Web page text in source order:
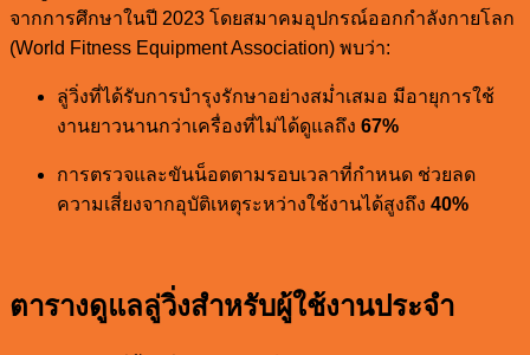
จากการศึกษาในปี 2023 โดยสมาคมอุปกรณ์ออกกำลังกายโลก
(World Fitness Equipment Association) พบว่า:
ลู่วิ่งที่ได้รับการบำรุงรักษาอย่างสม่ำเสมอ มีอายุการใช้
งานยาวนานกว่าเครื่องที่ไม่ได้ดูแลถึง 67%
การตรวจและขันน็อตตามรอบเวลาที่กำหนด ช่วยลด
ความเสี่ยงจากอุบัติเหตุระหว่างใช้งานได้สูงถึง 40%
ตารางดูแลลู่วิ่งสำหรับผู้ใช้งานประจำ